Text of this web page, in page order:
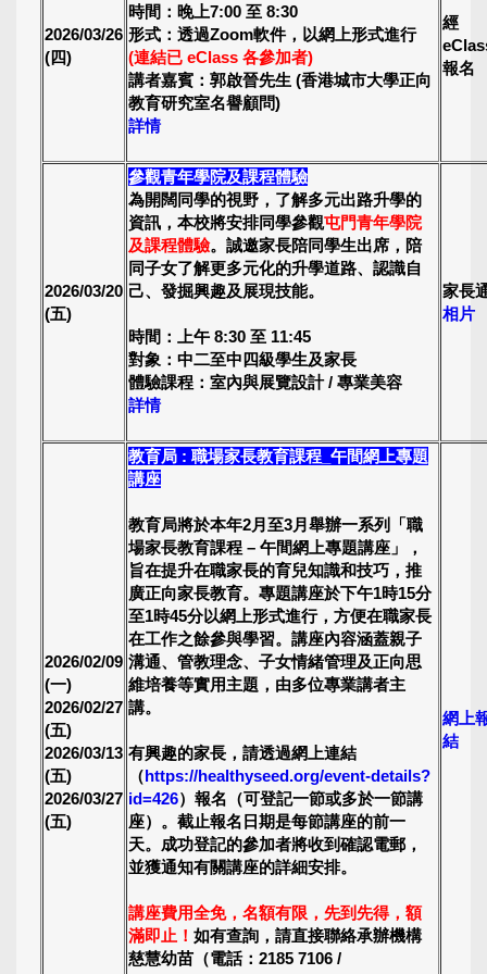
2026/03/26
(四)
時間：晚上7:00 至 8:30
形式：透過Zoom軟件，以網上形式進行
(連結已 eClass 各參加者)
講者嘉賓：郭啟晉先生 (香港城市大學正向
教育研究室名譽顧問)
詳情
經
報名
2026/03/20
(五)
參觀青年學院及課程體驗
為開闊同學的視野，了解多元出路升學的
資訊，本校將安排同學參觀屯門青年學院
及課程體驗。誠邀家長陪同學生出席，陪
同子女了解更多元化的升學道路、認識自
己、發掘興趣及展現技能。
時間：上午 8:30 至 11:45
對象：中二至中四級學生及家長
體驗課程：室內與展覽設計 / 專業美容
詳情
家長
相片
2026/02/09
(一)
2026/02/27
(五)
2026/03/13
(五)
2026/03/27
(五)
教育局 : 職場家長教育課程_午間網上專題
講座
教育局將於本年2月至3月舉辦一系列「職
場家長教育課程 – 午間網上專題講座」，
旨在提升在職家長的育兒知識和技巧，推
廣正向家長教育。專題講座於下午1時15分
至1時45分以網上形式進行，方便在職家長
在工作之餘參與學習。講座內容涵蓋親子
溝通、管教理念、子女情緒管理及正向思
維培養等實用主題，由多位專業講者主
講。
有興趣的家長，請透過網上連結
（https://healthyseed.org/event-details?
id=426）報名（可登記一節或多於一節講
座）。截止報名日期是每節講座的前一
天。成功登記的參加者將收到確認電郵，
並獲通知有關講座的詳細安排。
講座費用全免，名額有限，先到先得，額
滿即止！ 如有查詢，請直接聯絡承辦機構
慈慧幼苗（電話：2185 7106 /
網上
結